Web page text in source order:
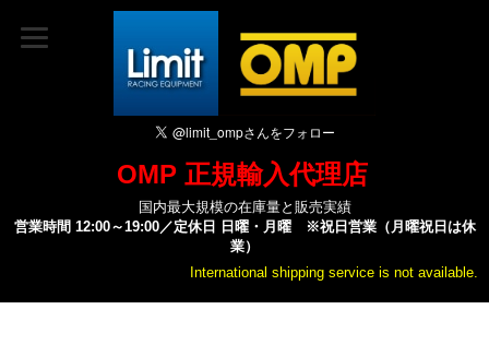
OMP 正規輸入代理店
国内最大規模の在庫量と販売実績
営業時間 12:00～19:00／定休日 日曜・月曜 ※祝日営業（月曜祝日は休
業）
International shipping service is not available.